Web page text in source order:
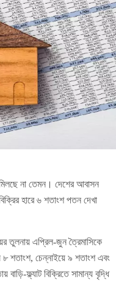
না তেমন। দেশের আবাসন
হারে ৬ শতাংশ পতন দেখা
তুলনায় এপ্রিল-জুন ত্রৈমাসিকে
৮ শতাংশ, চেন্নাইয়ে ৯ শতাংশ এবং
ফ্ল্যাট বিক্রিতে সামান্য বৃদ্ধি